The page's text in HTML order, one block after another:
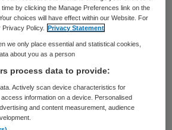
de rechtbank in Limburg.
vanwege
doorverwezen naar de
VieCuri ziekenhuis en
operatie. Vanwege de
zij niet begrepen dat haar
by clicking the Manage Preferences link on the
choices will have effect within our Website. For
Policy.
Privacy Statement
we only place essential and statistical cookies,
about you as a person
process data to provide:
Actively scan device characteristics for
information on a device. Personalised
and content measurement, audience